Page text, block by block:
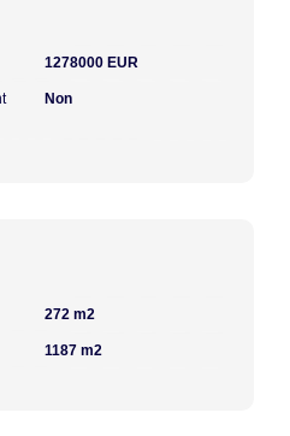
1278000 EUR
Non
272 m2
1187 m2